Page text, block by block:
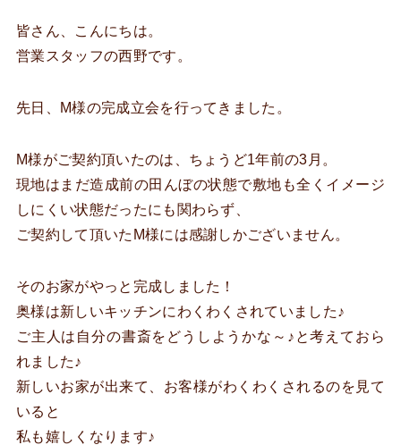
皆さん、こんにちは。
営業スタッフの西野です。
先日、M様の完成立会を行ってきました。
M様がご契約頂いたのは、ちょうど1年前の3月。
現地はまだ造成前の田んぼの状態で敷地も全くイメージ
しにくい状態だったにも関わらず、
ご契約して頂いたM様には感謝しかございません。
そのお家がやっと完成しました！
奥様は新しいキッチンにわくわくされていました♪
ご主人は自分の書斎をどうしようかな～♪と考えておら
れました♪
新しいお家が出来て、お客様がわくわくされるのを見て
いると
私も嬉しくなります♪